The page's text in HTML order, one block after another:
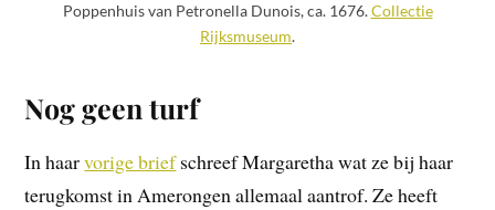
Poppenhuis van Petronella Dunois, ca. 1676.Collectie
Rijksmuseum.
Nog geen turf
In haarvorige briefschreef Margaretha wat ze bij haar
terugkomst in Amerongen allemaal aantrof. Ze heeft